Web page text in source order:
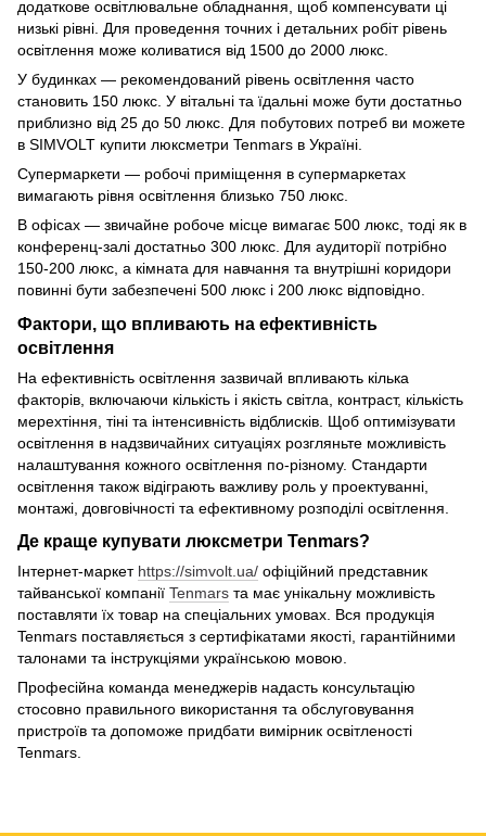
додаткове освітлювальне обладнання, щоб компенсувати ці
низькі рівні. Для проведення точних і детальних робіт рівень
освітлення може коливатися від 1500 до 2000 люкс.
У будинках — рекомендований рівень освітлення часто
становить 150 люкс. У вітальні та їдальні може бути достатньо
приблизно від 25 до 50 люкс. Для побутових потреб ви можете
в SIMVOLT купити люксметри Tenmars в Україні.
Супермаркети — робочі приміщення в супермаркетах
вимагають рівня освітлення близько 750 люкс.
В офісах — звичайне робоче місце вимагає 500 люкс, тоді як в
конференц-залі достатньо 300 люкс. Для аудиторії потрібно
150-200 люкс, а кімната для навчання та внутрішні коридори
повинні бути забезпечені 500 люкс і 200 люкс відповідно.
Фактори, що впливають на ефективність
освітлення
На ефективність освітлення зазвичай впливають кілька
факторів, включаючи кількість і якість світла, контраст, кількість
мерехтіння, тіні та інтенсивність відблисків. Щоб оптимізувати
освітлення в надзвичайних ситуаціях розгляньте можливість
налаштування кожного освітлення по-різному. Стандарти
освітлення також відіграють важливу роль у проектуванні,
монтажі, довговічності та ефективному розподілі освітлення.
Де краще купувати люксметри Tenmars?
Інтернет-маркет https://simvolt.ua/ офіційний представник
тайванської компанії Tenmars та має унікальну можливість
поставляти їх товар на спеціальних умовах. Вся продукція
Tenmars поставляється з сертифікатами якості, гарантійними
талонами та інструкціями українською мовою.
Професійна команда менеджерів надасть консультацію
стосовно правильного використання та обслуговування
пристроїв та допоможе придбати вимірник освітленості
Tenmars.